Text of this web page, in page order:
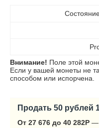
Внимание! Поле этой
Если у вашей монеты не
способом или испорчена.
Продать 50 рублей
От 27 676 до 40 282Р —